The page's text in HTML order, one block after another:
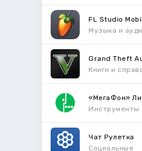
FL Studio
Музыка и
Книги и
«МегаФон»
Инструменты
Чат Рулетка
Социальные